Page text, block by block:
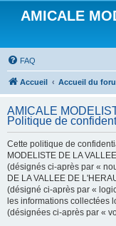
AMICALE
FAQ
Accueil Accueil du
AMICALE
Politique de
Cette politique de
MODELISTE DE LA
(désignés ci-après par «
DE LA VALLEE DE
(désigné ci-après par «
les informations collectées
(désignées ci-après par «